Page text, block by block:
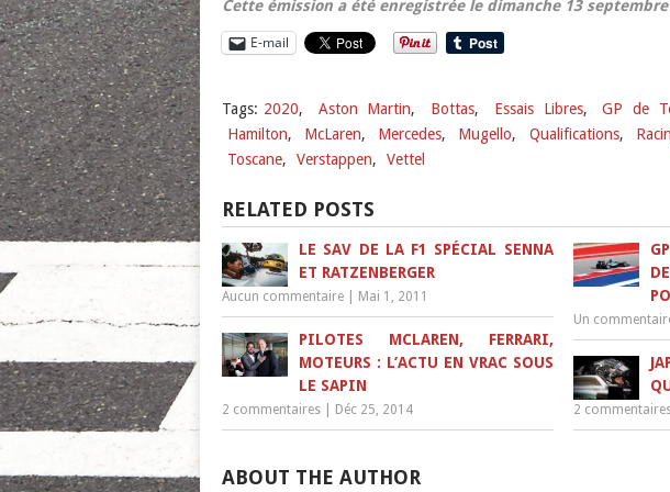
Cette émission a été enregistrée le dimanche 13
E-mail
Tags: 2020, Aston Martin, Bottas, Essais Libres, GP de
Hamilton, McLaren, Mercedes, Mugello, Qualifications,
Toscane, Verstappen, Vettel
RELATED POSTS
LE SAV DE LA F1 SPÉCIAL SENNA
ET RATZENBERGER
Aucun commentaire Mai 1, 2011
Un
PILOTES MCLAREN, FERRARI,
MOTEURS : L’ACTU EN VRAC SOUS
LE SAPIN
2 commentaires Déc 25, 2014 2
ABOUT THE AUTHOR